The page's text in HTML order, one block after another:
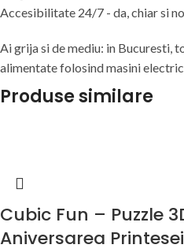
Accesibilitate 24/7 - da, chiar si
Ai grija si de mediu: in Bucuresti,
alimentate folosind masini
Produse similare
Cubic Fun – Puzzle
Aniversarea